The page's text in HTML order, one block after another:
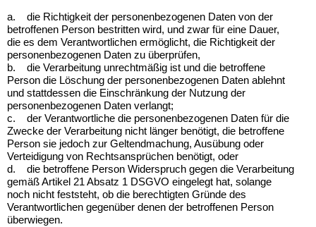
a. die Richtigkeit der personenbezogenen Daten von der
betroffenen Person bestritten wird, und zwar für eine Dauer,
die es dem Verantwortlichen ermöglicht, die Richtigkeit der
personenbezogenen Daten zu überprüfen,
b. die Verarbeitung unrechtmäßig ist und die betroffene
Person die Löschung der personenbezogenen Daten ablehnt
und stattdessen die Einschränkung der Nutzung der
personenbezogenen Daten verlangt;
c. der Verantwortliche die personenbezogenen Daten für die
Zwecke der Verarbeitung nicht länger benötigt, die betroffene
Person sie jedoch zur Geltendmachung, Ausübung oder
Verteidigung von Rechtsansprüchen benötigt, oder
d. die betroffene Person Widerspruch gegen die Verarbeitung
gemäß Artikel 21 Absatz 1 DSGVO eingelegt hat, solange
noch nicht feststeht, ob die berechtigten Gründe des
Verantwortlichen gegenüber denen der betroffenen Person
überwiegen.